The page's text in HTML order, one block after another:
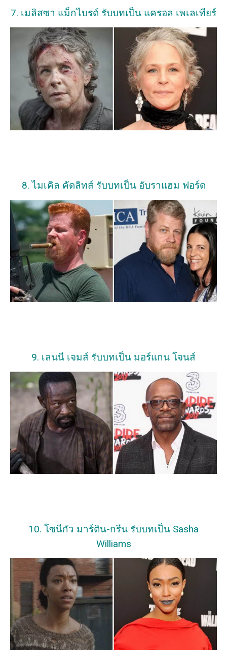
7. เมลิสซา แม็กไบรด์ รับบทเป็น แครอล เพเลเทียร์
8. ไมเคิล คัดลิทส์ รับบทเป็น อับราแฮม ฟอร์ด
9. เลนนี เจมส์ รับบทเป็น มอร์แกน โจนส์
10. โซนีกัว มาร์ติน-กรีน รับบทเป็น Sasha
Williams